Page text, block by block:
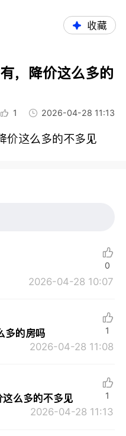
收藏
，降价这么多的
1 2026-04-28 11:13
价这么多的不多见
2026-04-28 10:07
0
多的房吗
2026-04-28 11:08
1
么多的不多见
2026-04-28 11:13
1